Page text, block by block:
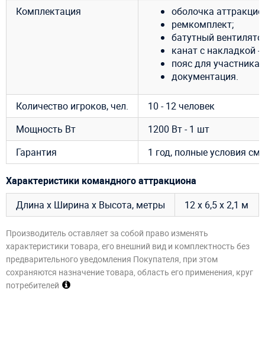
Комплектация
оболочка
ремкомплект;
батутный
канат с накладкой -
пояс для участника
документация.
Количество игроков, чел.
10 - 12 человек
Мощность Вт
1200 Вт - 1 шт
Гарантия
1 год, полные условия
Характеристики командного аттракциона
Длина х Ширина х Высота, метры
12 х 6,5 х 2,1 м
Производитель оставляет за собой право изменять
характеристики товара, его внешний вид и комплектность без
предварительного уведомления Покупателя, при этом
сохраняются назначение товара, область его применения, круг
потребителей